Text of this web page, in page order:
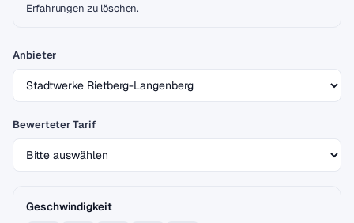
Erfahrungen zu löschen.
Anbieter
Bewerteter Tarif
Geschwindigkeit